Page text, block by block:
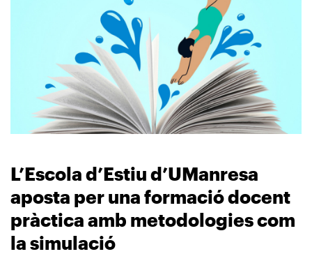
L’Escola d’Estiu d’UManresa
aposta per una formació docent
pràctica amb metodologies com
la simulació